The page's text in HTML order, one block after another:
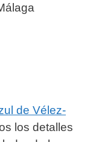
de Vélez-
los detalles